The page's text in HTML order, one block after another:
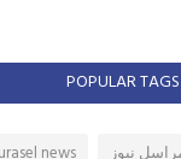
POPULAR TAGS
نيوز news